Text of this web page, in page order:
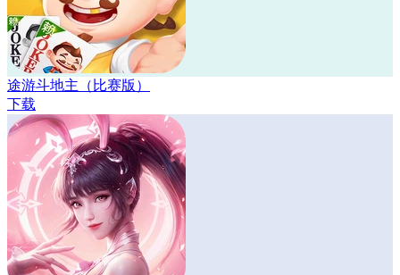
途游斗地主（比赛版）
下载